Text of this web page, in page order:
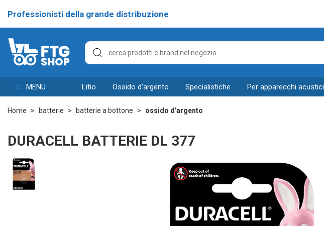
Professionisti della grande distribuzione
MENU litio ossido d'argento specialistiche per apparecchi acustici
Home batterie batterie a bottone ossido d'argento
DURACELL BATTERIE DL 377